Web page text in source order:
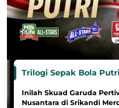
Trilogi Sepak Bola Putri
Inilah Skuad Garuda
Nusantara di Srikandi